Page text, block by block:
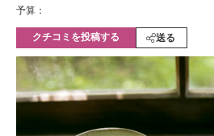
動物
会員記事
メディア
予算：
クチコミを投稿する 送る